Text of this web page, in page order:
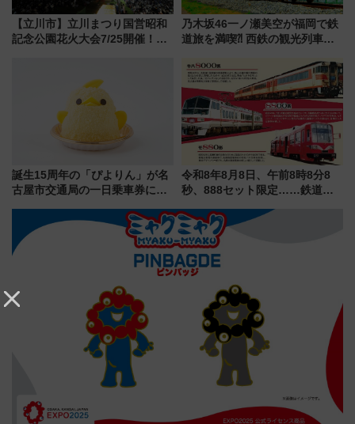
【立川市】立川まつり国営昭和
記念公園花火大会7/25開催！
乃木坂46一ノ瀬美空が福岡で鉄
道旅を満喫⁈ 西鉄の観光列車
CHIKUGO」で巡る福岡･太宰
府･柳川の旅！YouTubeが公開
に
誕生15周年の「ぴよりん」が名
古屋市交通局の一日乗車券に！
定1万5000枚】
令和8年8月8日、午前8時8分8
秒、888セット限定……鉄道各
たち